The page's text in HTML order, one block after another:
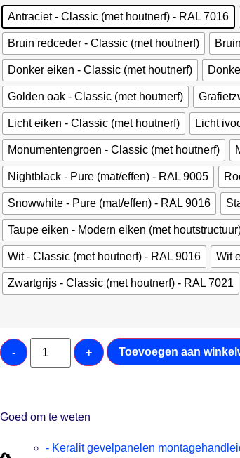
Antraciet - Classic (met houtnerf) - RAL 7016
Bruin redceder - Classic (met houtnerf)
Donker eiken - Classic (met houtnerf)
Golden oak - Classic (met houtnerf)
Licht eiken - Classic (met houtnerf) Licht
Monumentengroen - Classic (met houtnerf)
Nightblack - Pure (mat/effen) - RAL 9005
Snowwhite - Pure (mat/effen) - RAL 9016
Taupe eiken - Modern eiken (met
Wit - Classic (met houtnerf) - RAL 9016 Wit
Zwartgrijs - Classic (met houtnerf) - RAL 7021
- +
Toevoegen aan
Goed om te weten
- Keralit gevelpanelen